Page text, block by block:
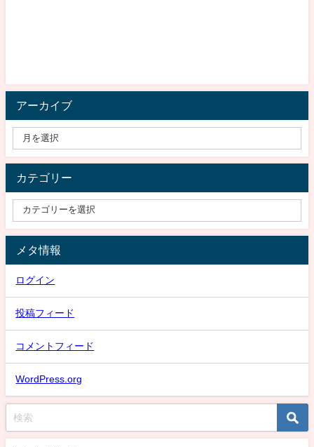
アーカイブ
カテゴリー
メタ情報
ログイン
投稿フィード
コメントフィード
WordPress.org